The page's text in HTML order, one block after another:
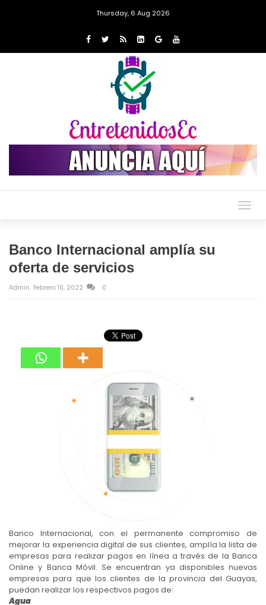
Thursday, 6 Aug 2026
Banco Internacional amplía su
oferta de servicios
Admin Febrero 10, 2022 0
Banco Internacional, con el permanente compromiso de
mejorar la experiencia digital de sus clientes, amplía la lista de
empresas para realizar pagos en línea a través de la Banca
Online y Banca Móvil. Se encuentran ya disponibles nuevas
empresas para que los clientes de la provincia del Guayas,
puedan realizar los respectivos pagos de:
Agua